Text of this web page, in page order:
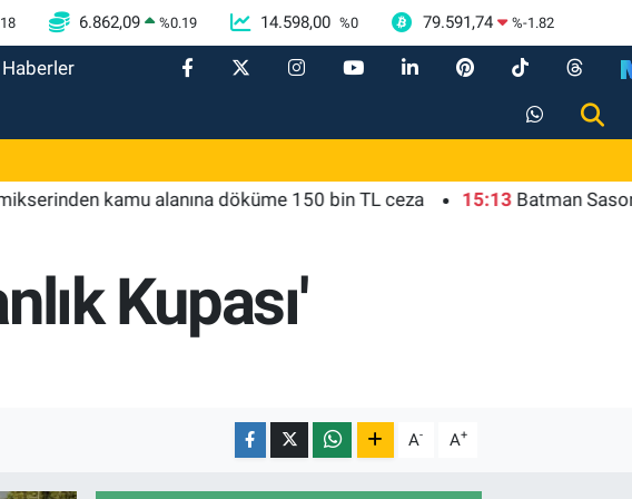
6.862,09 %0.19 14.598,00 %0 79.591,74 %-1.82
kamu alanına döküme 150 bin TL ceza 15:13 Batman Sason'da
Kupası'
A- A+